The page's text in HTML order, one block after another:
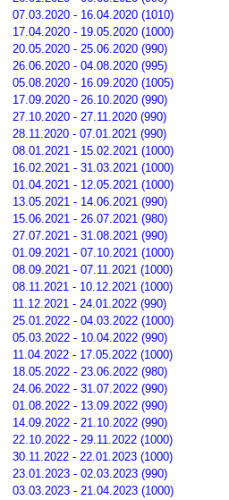
07.03.2020 - 16.04.2020 (1010)
17.04.2020 - 19.05.2020 (1000)
20.05.2020 - 25.06.2020 (990)
26.06.2020 - 04.08.2020 (995)
05.08.2020 - 16.09.2020 (1005)
17.09.2020 - 26.10.2020 (990)
27.10.2020 - 27.11.2020 (990)
28.11.2020 - 07.01.2021 (990)
08.01.2021 - 15.02.2021 (1000)
16.02.2021 - 31.03.2021 (1000)
01.04.2021 - 12.05.2021 (1000)
13.05.2021 - 14.06.2021 (990)
15.06.2021 - 26.07.2021 (980)
27.07.2021 - 31.08.2021 (990)
01.09.2021 - 07.10.2021 (1000)
08.09.2021 - 07.11.2021 (1000)
08.11.2021 - 10.12.2021 (1000)
11.12.2021 - 24.01.2022 (990)
25.01.2022 - 04.03.2022 (1000)
05.03.2022 - 10.04.2022 (990)
11.04.2022 - 17.05.2022 (1000)
18.05.2022 - 23.06.2022 (980)
24.06.2022 - 31.07.2022 (990)
01.08.2022 - 13.09.2022 (990)
14.09.2022 - 21.10.2022 (990)
22.10.2022 - 29.11.2022 (1000)
30.11.2022 - 22.01.2023 (1000)
23.01.2023 - 02.03.2023 (990)
03.03.2023 - 21.04.2023 (1000)